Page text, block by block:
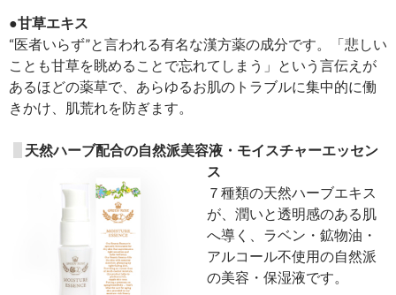
●甘草エキス
“医者いらず”と言われる有名な漢方薬の成分です。「悲しい
ことも甘草を眺めることで忘れてしまう」という言伝えが
あるほどの薬草で、あらゆるお肌のトラブルに集中的に働
きかけ、肌荒れを防ぎます。
天然ハーブ配合の自然派美容液・モイスチャーエッセン
ス
７種類の天然ハーブエキス
が、潤いと透明感のある肌
へ導く、ラベン・鉱物油・
アルコール不使用の自然派
の美容・保湿液です。